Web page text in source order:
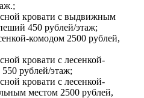
кровати с выдвижным
450 рублей/этаж;
комодом 2500 рублей,
кровати с лесенкой-
рублей/этаж;
кровати с лесенкой-
местом 2500 рублей,